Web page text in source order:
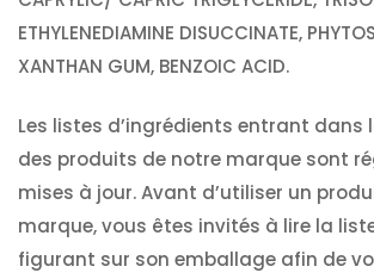
ETHYLENEDIAMINE DISUCCINATE,
XANTHAN GUM, BENZOIC ACID.
Les listes d’ingrédients entrant dans
des produits de notre marque sont
mises à jour. Avant d’utiliser un
marque, vous êtes invités à lire la
figurant sur son emballage afin de